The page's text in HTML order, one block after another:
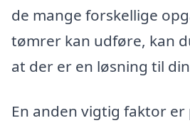
de mange forskellige
tømrer kan udføre, kan
at der er en løsning til
En anden vigtig faktor er